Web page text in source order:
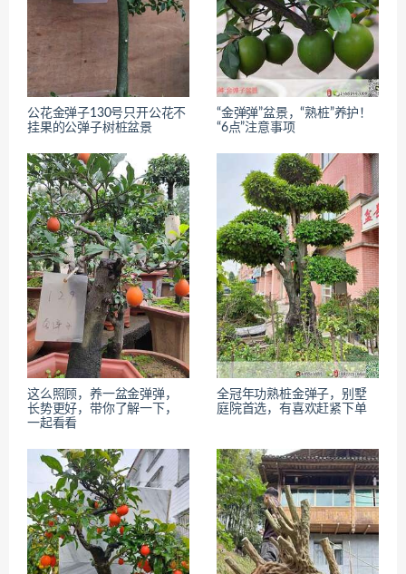
公花金弹子130号只开公花不
挂果的公弹子树桩盆景
“金弹弹”盆景，“熟桩”养护！
“6点”注意事项
这么照顾，养一盆金弹弹，
长势更好，带你了解一下，
一起看看
全冠年功熟桩金弹子，别墅
庭院首选，有喜欢赶紧下单